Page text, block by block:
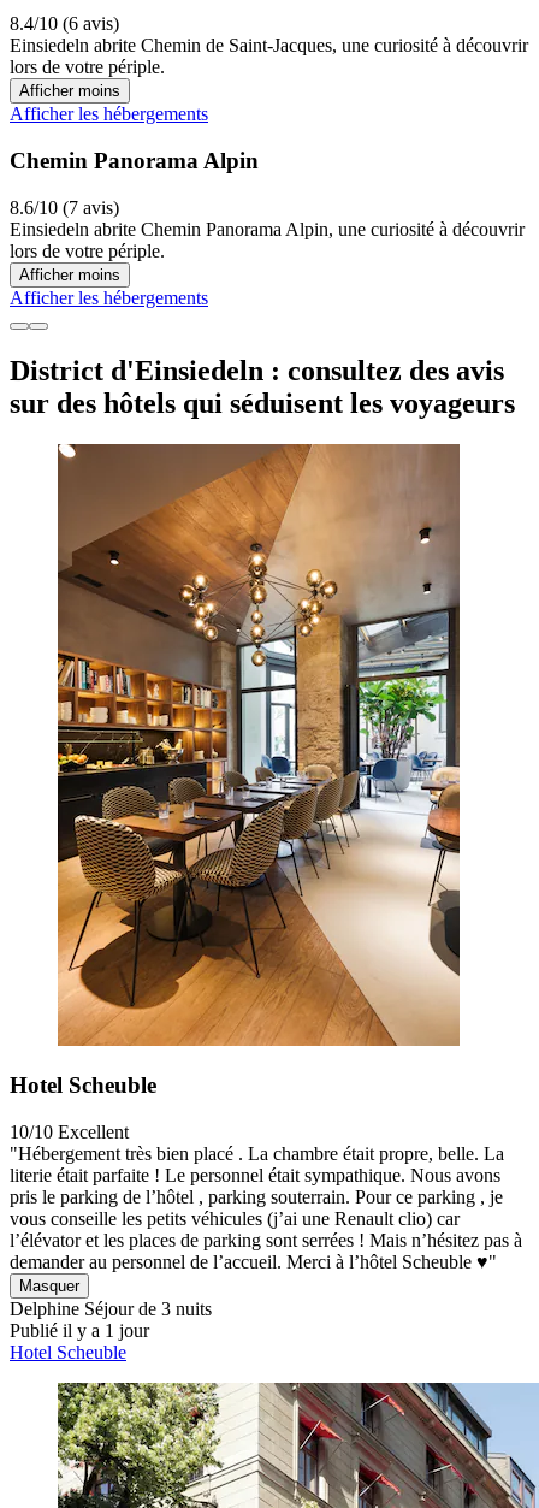
8.4/10 (6 avis)
Einsiedeln abrite Chemin de Saint-Jacques, une curiosité à découvrir
lors de votre périple.
Afficher moins
Afficher les hébergements
Chemin Panorama Alpin
8.6/10 (7 avis)
Einsiedeln abrite Chemin Panorama Alpin, une curiosité à découvrir
lors de votre périple.
Afficher moins
Afficher les hébergements
District d'Einsiedeln : consultez des avis
sur des hôtels qui séduisent les voyageurs
Hotel Scheuble
10/10 Excellent
"Hébergement très bien placé . La chambre était propre, belle. La
literie était parfaite ! Le personnel était sympathique. Nous avons
pris le parking de l’hôtel , parking souterrain. Pour ce parking , je
vous conseille les petits véhicules (j’ai une Renault clio) car
l’élévator et les places de parking sont serrées ! Mais n’hésitez pas à
demander au personnel de l’accueil. Merci à l’hôtel Scheuble ♥️"
Masquer
Delphine Séjour de 3 nuits
Publié il y a 1 jour
Hotel Scheuble